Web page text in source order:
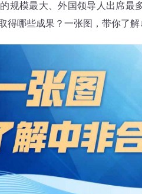
模最大、外国领导人出席最
得哪些成果？一张图，带你了解